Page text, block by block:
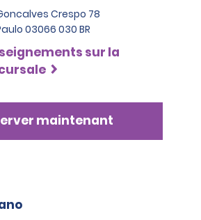
Crespo 78
03066 030 BR
sur la
maintenant